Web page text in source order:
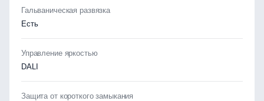
Гальваническая развязка
Есть
Управление яркостью
DALI
Защита от короткого замыкания